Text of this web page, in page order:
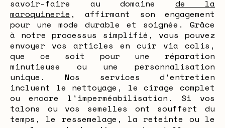
savoir-faire au domaine de la
maroquinerie , affirmant son engagement
pour une mode durable et soignée. Grâce
à notre processus simplifié, vous pouvez
envoyer vos articles en cuir via colis,
que ce soit pour une réparation
minutieuse ou une personnalisation
unique. Nos services d'entretien
incluent le nettoyage, le cirage complet
ou encore l'imperméabilisation. Si vos
talons ou vos semelles ont souffert du
temps, le ressemelage, la reteinte ou le